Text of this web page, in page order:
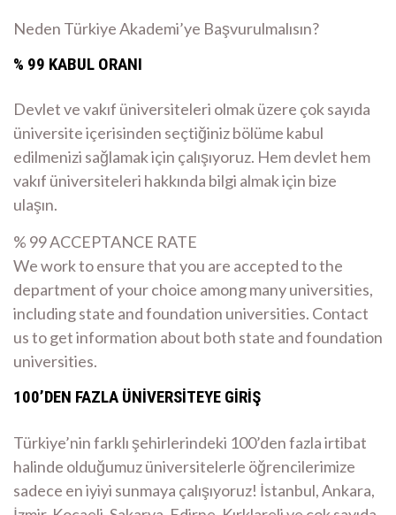
Neden Türkiye Akademi’ye Başvurulmalısın?
% 99 KABUL ORANI
Devlet ve vakıf üniversiteleri olmak üzere çok sayıda
üniversite içerisinden seçtiğiniz bölüme kabul
edilmenizi sağlamak için çalışıyoruz. Hem devlet hem
vakıf üniversiteleri hakkında bilgi almak için bize
ulaşın.
% 99 ACCEPTANCE RATE
We work to ensure that you are accepted to the
department of your choice among many universities,
including state and foundation universities. Contact
us to get information about both state and foundation
universities.
100’DEN FAZLA ÜNİVERSİTEYE GİRİŞ
Türkiye’nin farklı şehirlerindeki 100’den fazla irtibat
halinde olduğumuz üniversitelerle öğrencilerimize
sadece en iyiyi sunmaya çalışıyoruz! İstanbul, Ankara,